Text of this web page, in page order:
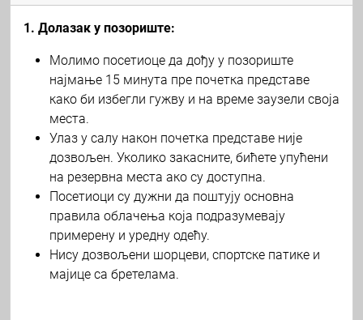
1. Долазак у позориште:
Молимо посетиоце да дођу у позориште
најмање 15 минута пре почетка представе
како би избегли гужву и на време заузели своја
места.
Улаз у салу након почетка представе није
дозвољен. Уколико закасните, бићете упућени
на резервна места ако су доступна.
Посетиоци су дужни да поштују основна
правила облачења која подразумевају
примерену и уредну одећу.
Нису дозвољени шорцеви, спортске патике и
мајице са бретелама.